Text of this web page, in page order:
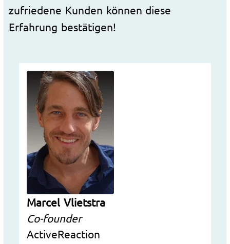
zufriedene Kunden können diese
Erfahrung bestätigen!
Marcel Vlietstra
Co-founder
ActiveReaction